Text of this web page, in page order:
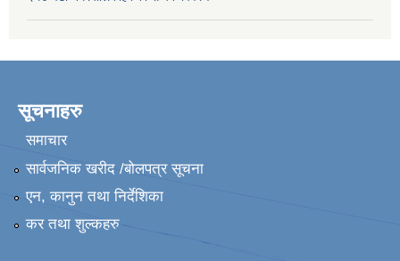
सूचनाहरु
समाचार
सार्वजनिक खरीद /बोलपत्र सूचना
एन, कानुन तथा निर्देशिका
कर तथा शुल्कहरु